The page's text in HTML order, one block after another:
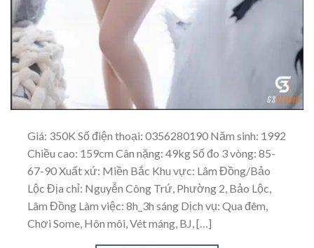
Giá: 350K Số điện thoại: 0356280190 Năm sinh: 1992
Chiều cao: 159cm Cân nặng: 49kg Số đo 3 vòng: 85-
67-90 Xuất xứ: Miền Bắc Khu vực: Lâm Đồng/Bảo
Lộc Địa chỉ: Nguyễn Công Trứ, Phường 2, Bảo Lộc,
Lâm Đồng Làm việc: 8h_3h sáng Dịch vụ: Qua đêm,
Chơi Some, Hôn môi, Vét máng, BJ, […]